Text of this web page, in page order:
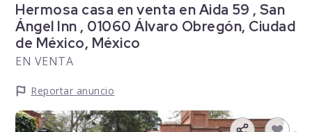
Hermosa casa en venta en Aida 59 , San
Ángel Inn , 01060 Álvaro Obregón, Ciudad
de México, México
EN VENTA
Reportar anuncio